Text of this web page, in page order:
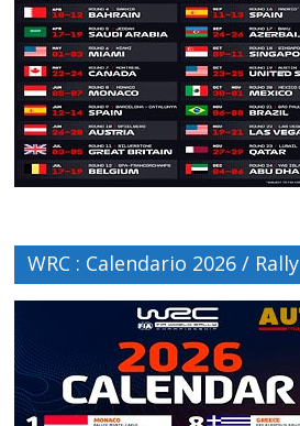
WRC : Calendario 2026 / Rally